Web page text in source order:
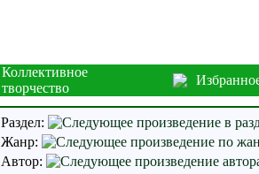
Коллективное
творчество
Раздел:
Жанр:
Автор: